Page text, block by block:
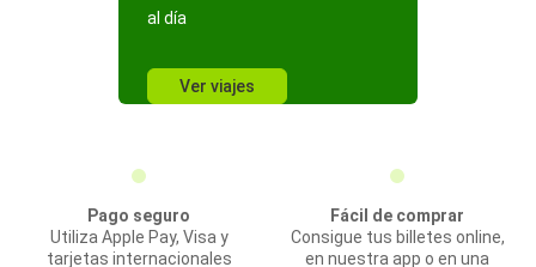
al día
Ver viajes
Pago seguro
Utiliza Apple Pay, Visa y
tarjetas internacionales
Fácil de comprar
Consigue tus billetes online,
en nuestra app o en una